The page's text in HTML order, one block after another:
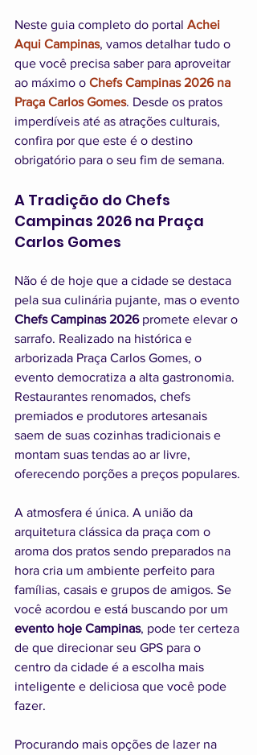
Neste guia completo do portal Achei
Aqui Campinas, vamos detalhar tudo o
que você precisa saber para aproveitar
ao máximo o Chefs Campinas 2026 na
Praça Carlos Gomes. Desde os pratos
imperdíveis até as atrações culturais,
confira por que este é o destino
obrigatório para o seu fim de semana.
A Tradição do Chefs
Campinas 2026 na Praça
Carlos Gomes
Não é de hoje que a cidade se destaca
pela sua culinária pujante, mas o evento
Chefs Campinas 2026 promete elevar o
sarrafo. Realizado na histórica e
arborizada Praça Carlos Gomes, o
evento democratiza a alta gastronomia.
Restaurantes renomados, chefs
premiados e produtores artesanais
saem de suas cozinhas tradicionais e
montam suas tendas ao ar livre,
oferecendo porções a preços populares.
A atmosfera é única. A união da
arquitetura clássica da praça com o
aroma dos pratos sendo preparados na
hora cria um ambiente perfeito para
famílias, casais e grupos de amigos. Se
você acordou e está buscando por um
evento hoje Campinas, pode ter certeza
de que direcionar seu GPS para o
centro da cidade é a escolha mais
inteligente e deliciosa que você pode
fazer.
Procurando mais opções de lazer na